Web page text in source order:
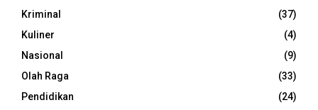
Kriminal
(37)
Kuliner
(4)
Nasional
(9)
Olah Raga
(33)
Pendidikan
(24)